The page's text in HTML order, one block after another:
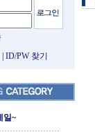
ID/PW 찾기
일~